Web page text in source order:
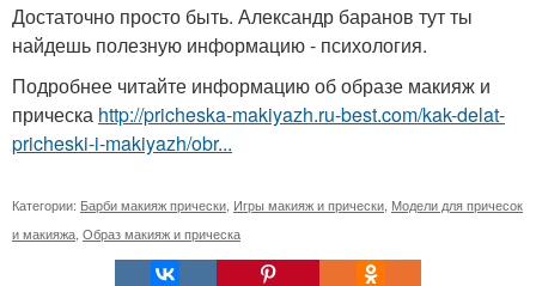
Достаточно просто быть. Александр баранов тут ты
найдешь полезную информацию - психология.
Подробнее читайте информацию об образе макияж и
прическа http://pricheska-makiyazh.ru-best.com/kak-delat-
pricheski-i-makiyazh/obr...
Категории: Барби макияж прически Игры макияж и прически Модели для причесок
и макияжа Образ макияж и прическа